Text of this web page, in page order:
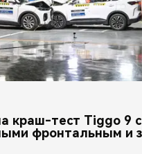
краш-тест Tiggo 9 с
фронтальным и